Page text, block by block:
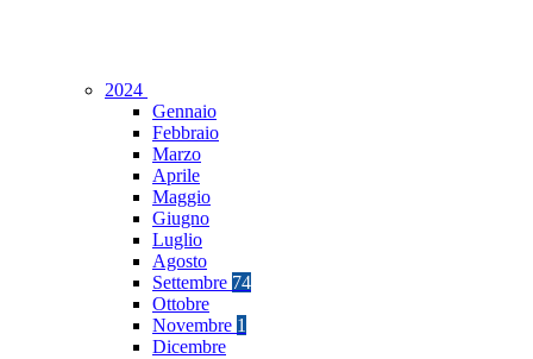
2024
Gennaio
Febbraio
Marzo
Aprile
Maggio
Giugno
Luglio
Agosto
Settembre 74
Ottobre
Novembre 1
Dicembre